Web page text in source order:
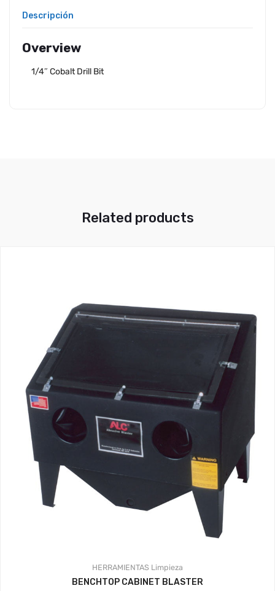
Descripción
Overview
1/4″ Cobalt Drill Bit
Related products
HERRAMIENTAS Limpieza
BENCHTOP CABINET BLASTER